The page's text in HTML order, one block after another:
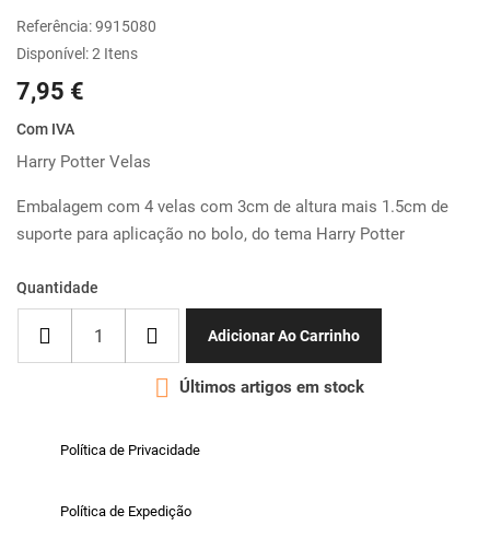
Referência:9915080
Disponível:2 Itens
7,95 €
Com IVA
Harry Potter Velas
Embalagem com 4 velas com 3cm de altura mais 1.5cm de
suporte para aplicação no bolo, do tema Harry Potter
Quantidade
Adicionar Ao Carrinho
 Últimos artigos em stock
Política de Privacidade
Política de Expedição